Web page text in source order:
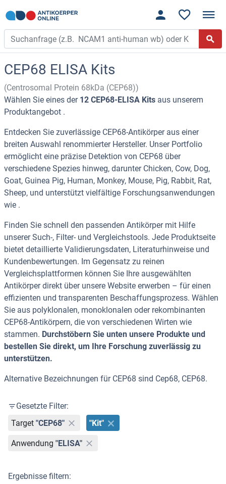
CEP68 ELISA Kits
(Centrosomal Protein 68kDa (CEP68))
Wählen Sie eines der 12 CEP68-ELISA Kits aus unserem
Produktangebot .
Entdecken Sie zuverlässige CEP68-Antikörper aus einer
breiten Auswahl renommierter Hersteller. Unser Portfolio
ermöglicht eine präzise Detektion von CEP68 über
verschiedene Spezies hinweg, darunter Chicken, Cow, Dog,
Goat, Guinea Pig, Human, Monkey, Mouse, Pig, Rabbit, Rat,
Sheep, und unterstützt vielfältige Forschungsanwendungen
wie .
Finden Sie schnell den passenden Antikörper mit Hilfe
unserer Such-, Filter- und Vergleichstools. Jede Produktseite
bietet detaillierte Validierungsdaten, Literaturhinweise und
Kundenbewertungen. Im Gegensatz zu reinen
Vergleichsplattformen können Sie Ihre ausgewählten
Antikörper direkt über unsere Website erwerben – für einen
effizienten und transparenten Beschaffungsprozess. Wählen
Sie aus polyklonalen, monoklonalen oder rekombinanten
CEP68-Antikörpern, die von verschiedenen Wirten wie
stammen. Durchstöbern Sie unten unsere Produkte und
bestellen Sie direkt, um Ihre Forschung zuverlässig zu
unterstützen.
Alternative Bezeichnungen für CEP68 sind Cep68, CEP68.
Gesetzte Filter:
Target "CEP68" "Kit"
Anwendung "ELISA"
Ergebnisse filtern: